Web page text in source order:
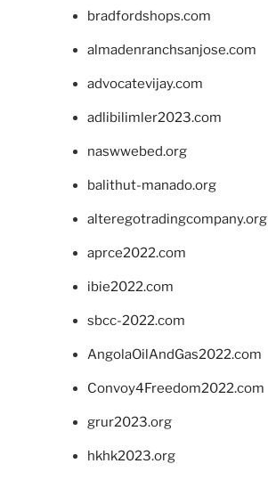
bradfordshops.com
almadenranchsanjose.com
advocatevijay.com
adlibilimler2023.com
naswwebed.org
balithut-manado.org
alteregotradingcompany.org
aprce2022.com
ibie2022.com
sbcc-2022.com
AngolaOilAndGas2022.com
Convoy4Freedom2022.com
grur2023.org
hkhk2023.org